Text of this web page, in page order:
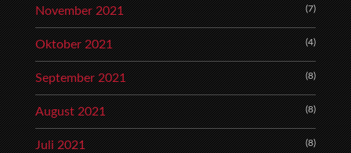
November 2021 (7)
Oktober 2021 (4)
September 2021 (8)
August 2021 (8)
Juli 2021 (8)